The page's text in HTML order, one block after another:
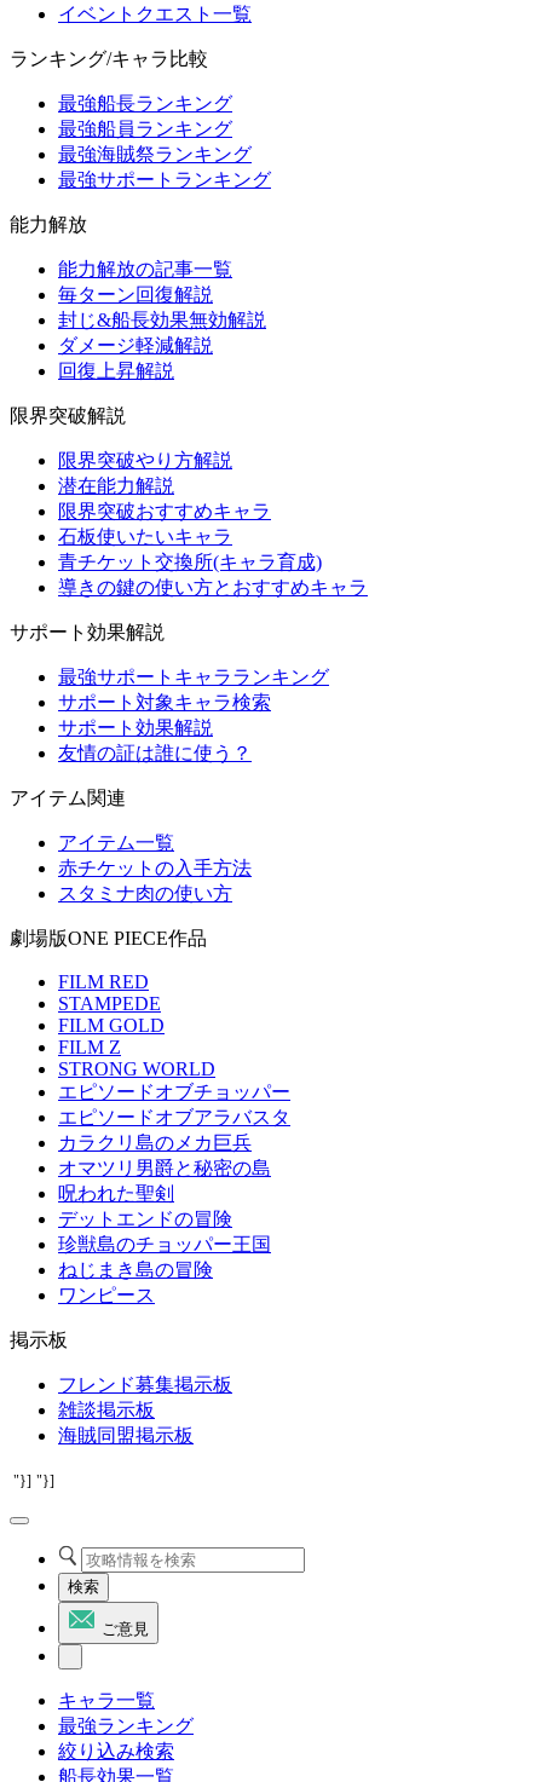
イベントクエスト一覧
ランキング/キャラ比較
最強船長ランキング
最強船員ランキング
最強海賊祭ランキング
最強サポートランキング
能力解放
能力解放の記事一覧
毎ターン回復解説
封じ&船長効果無効解説
ダメージ軽減解説
回復上昇解説
限界突破解説
限界突破やり方解説
潜在能力解説
限界突破おすすめキャラ
石板使いたいキャラ
青チケット交換所(キャラ育成)
導きの鍵の使い方とおすすめキャラ
サポート効果解説
最強サポートキャラランキング
サポート対象キャラ検索
サポート効果解説
友情の証は誰に使う？
アイテム関連
アイテム一覧
赤チケットの入手方法
スタミナ肉の使い方
劇場版ONE PIECE作品
FILM RED
STAMPEDE
FILM GOLD
FILM Z
STRONG WORLD
エピソードオブチョッパー
エピソードオブアラバスタ
カラクリ島のメカ巨兵
オマツリ男爵と秘密の島
呪われた聖剣
デットエンドの冒険
珍獣島のチョッパー王国
ねじまき島の冒険
ワンピース
掲示板
フレンド募集掲示板
雑談掲示板
海賊同盟掲示板
"}] "}]
検索
ご意見
キャラ一覧
最強ランキング
絞り込み検索
船長効果一覧